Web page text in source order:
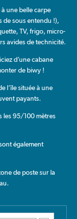
une belle carpe
de sous entendu !),
TV, frigo, micro-
avides de technicité.
d’une cabane
de biwy !
l’île située à une
payants.
les 95/100 mètres
également
de poste sur la